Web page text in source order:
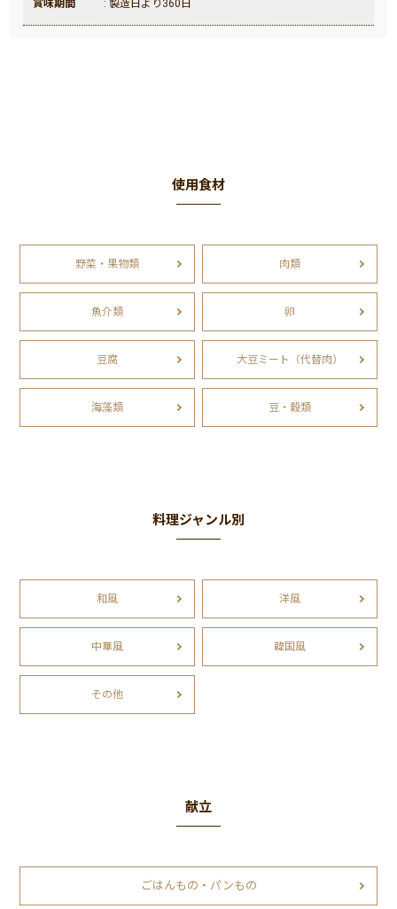
賞味期間 : 製造日より360日
使用食材
野菜・果物類 肉類
魚介類 卵
豆腐 大豆ミート（代替肉）
海藻類 豆・穀類
料理ジャンル別
和風 洋風
中華風 韓国風
その他
献立
ごはんもの・パンもの